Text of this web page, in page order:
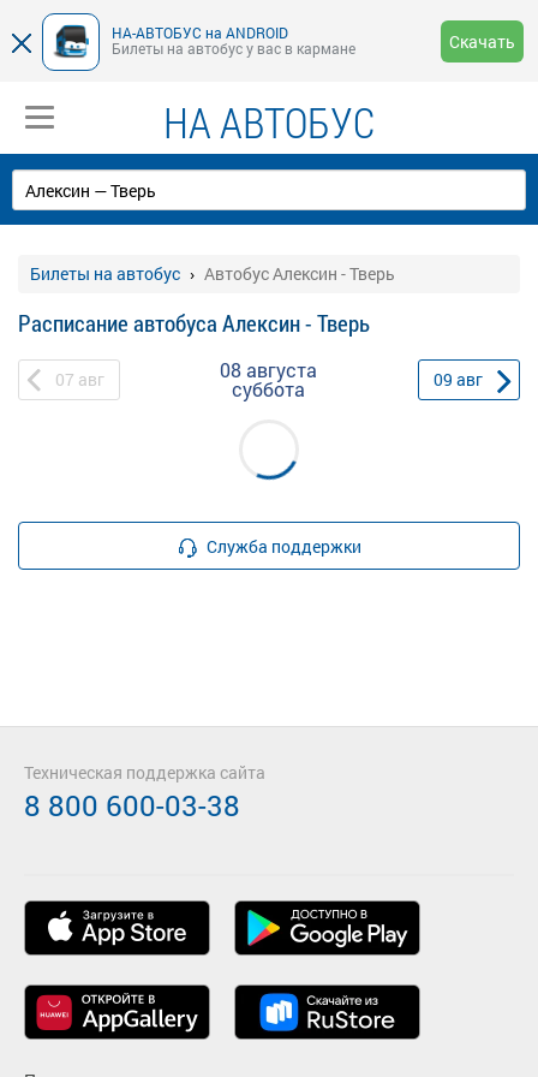
НА-АВТОБУС на ANDROID
Билеты на автобус у вас в кармане
Скачать
НА АВТОБУС
Билеты на автобус Автобус Алексин - Тверь
Расписание автобуса Алексин - Тверь
07 авг 08 августа
суббота 09 авг
Служба поддержки
Техническая поддержка сайта
8 800 600-03-38